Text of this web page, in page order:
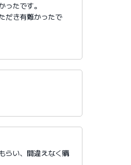
たです。
だき有難かったで
らい、間違えなく購